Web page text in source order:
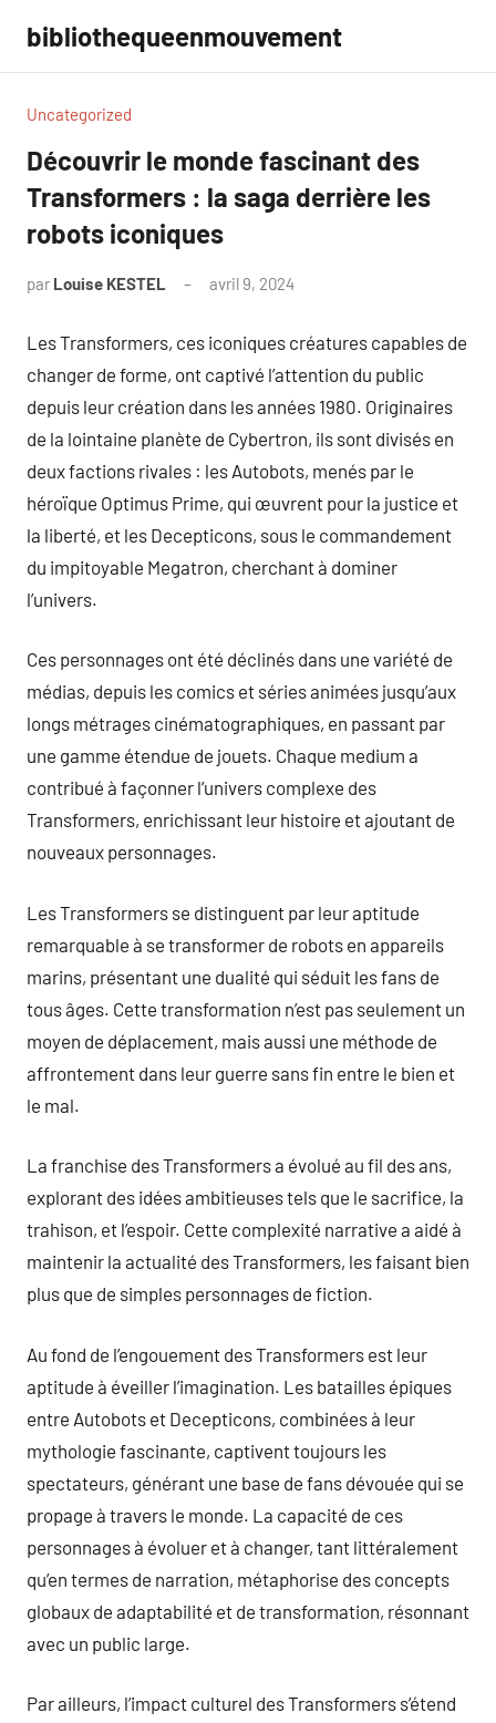
contenu
bibliothequeenmouvement
Uncategorized
Découvrir le monde fascinant des
Transformers : la saga derrière les
robots iconiques
par Louise KESTEL avril 9, 2024
Les Transformers, ces iconiques créatures capables de
changer de forme, ont captivé l’attention du public
depuis leur création dans les années 1980. Originaires
de la lointaine planète de Cybertron, ils sont divisés en
deux factions rivales : les Autobots, menés par le
héroïque Optimus Prime, qui œuvrent pour la justice et
la liberté, et les Decepticons, sous le commandement
du impitoyable Megatron, cherchant à dominer
l’univers.
Ces personnages ont été déclinés dans une variété de
médias, depuis les comics et séries animées jusqu’aux
longs métrages cinématographiques, en passant par
une gamme étendue de jouets. Chaque medium a
contribué à façonner l’univers complexe des
Transformers, enrichissant leur histoire et ajoutant de
nouveaux personnages.
Les Transformers se distinguent par leur aptitude
remarquable à se transformer de robots en appareils
marins, présentant une dualité qui séduit les fans de
tous âges. Cette transformation n’est pas seulement un
moyen de déplacement, mais aussi une méthode de
affrontement dans leur guerre sans fin entre le bien et
le mal.
La franchise des Transformers a évolué au fil des ans,
explorant des idées ambitieuses tels que le sacrifice, la
trahison, et l’espoir. Cette complexité narrative a aidé à
maintenir la actualité des Transformers, les faisant bien
plus que de simples personnages de fiction.
Au fond de l’engouement des Transformers est leur
aptitude à éveiller l’imagination. Les batailles épiques
entre Autobots et Decepticons, combinées à leur
mythologie fascinante, captivent toujours les
spectateurs, générant une base de fans dévouée qui se
propage à travers le monde. La capacité de ces
personnages à évoluer et à changer, tant littéralement
qu’en termes de narration, métaphorise des concepts
globaux de adaptabilité et de transformation, résonnant
avec un public large.
Par ailleurs, l’impact culturel des Transformers s’étend